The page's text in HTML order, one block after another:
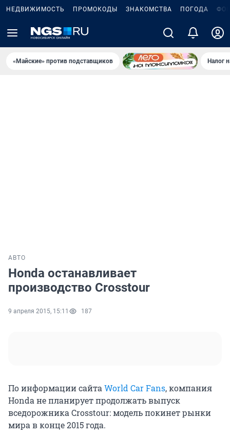
НЕДВИЖИМОСТЬ ПРОМОКОДЫ ЗНАКОМСТВА ПОГОДА
«Майские» против подставщиков Налог
АВТО
Honda останавливает
производство Crosstour
9 апреля 2015, 15:11 187
По информации сайта World Car Fans, компания
Honda не планирует продолжать выпуск
вседорожника Crosstour: модель покинет рынки
мира в конце 2015 года.